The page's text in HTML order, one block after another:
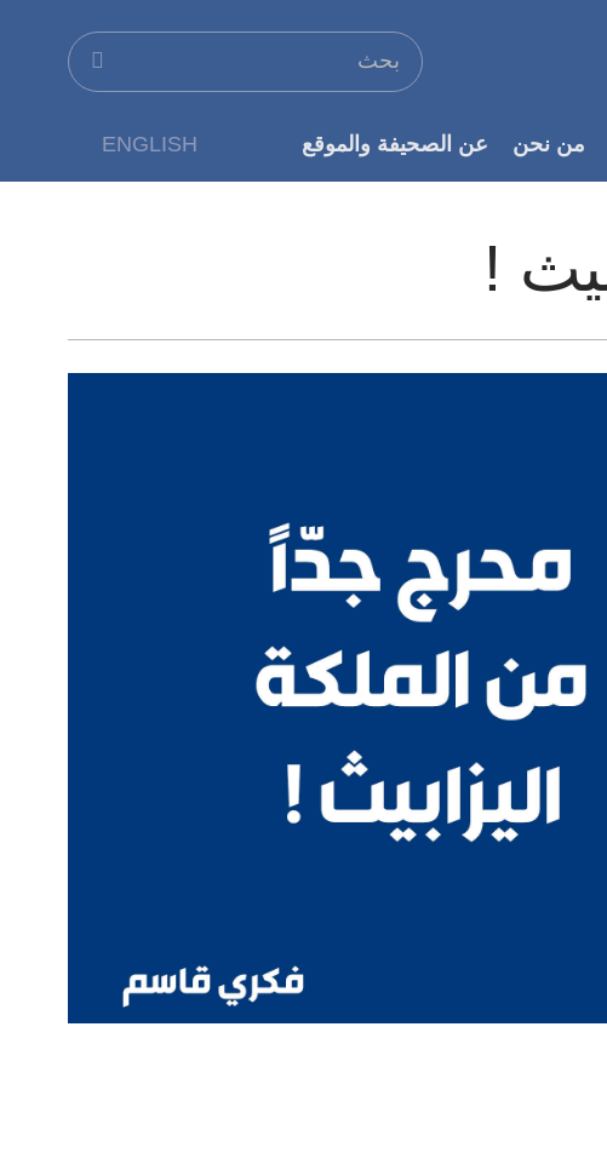
ENGLISH من نحن عن الصحيفة والموقع
!